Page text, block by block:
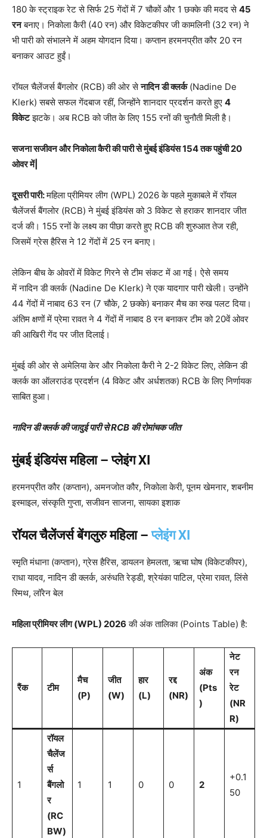
180 के स्ट्राइक रेट से सिर्फ 25 गेंदों में 7 चौकों और 1 छक्के की मदद से45
रनबनाए। निकोला कैरी (40 रन) और विकेटकीपर जी कामलिनी (32 रन) ने
भी पारी को संभालने में अहम योगदान दिया। कप्तान हरमनप्रीत कौर 20 रन
बनाकर आउट हुईं।
रॉयल चैलेंजर्स बैंगलोर (RCB) की ओर सेनादिन डी क्लर्क(Nadine De
Klerk) सबसे सफल गेंदबाज रहीं, जिन्होंने शानदार प्रदर्शन करते हुए 4
विकेटझटके। अब RCB को जीत के लिए 155 रनों की चुनौती मिली है।
सजना सजीवन और निकोला कैरी की पारी से मुंबई इंडियंस 154तक पहुंची 20
ओवर में|
दूसरी पारी:महिला प्रीमियर लीग (WPL) 2026 के पहले मुकाबले में रॉयल
चैलेंजर्स बैंगलोर (RCB) ने मुंबई इंडियंस को 3 विकेट से हराकर शानदार जीत
दर्ज की। 155 रनों के लक्ष्य का पीछा करते हुए RCB की शुरुआत तेज रही,
जिसमें ग्रेस हैरिस ने 12 गेंदों में 25 रन बनाए।
लेकिन बीच के ओवरों में विकेट गिरने से टीम संकट में आ गई। ऐसे समय
में नादिन डी क्लर्क (Nadine De Klerk) ने एक यादगार पारी खेली। उन्होंने
44 गेंदों में नाबाद 63 रन (7 चौके, 2 छक्के) बनाकर मैच का रुख पलट दिया।
अंतिम क्षणों में प्रेमा रावत ने 4 गेंदों में नाबाद 8 रन बनाकर टीम को 20वें ओवर
की आखिरी गेंद पर जीत दिलाई।
मुंबई की ओर से अमेलिया केर और निकोला कैरी ने 2-2 विकेट लिए, लेकिन डी
क्लर्क का ऑलराउंड प्रदर्शन (4 विकेट और अर्धशतक) RCB के लिए निर्णायक
साबित हुआ।
नादिन डी क्लर्क की जादुई पारी से RCB की रोमांचक जीत
मुंबई इंडियंस महिला – प्लेइंग XI
हरमनप्रीत कौर (कप्तान), अमनजोत कौर, निकोला केरी, पूनम खेमनार, शबनीम
इस्माइल, संस्कृति गुप्ता, सजीवन साजना, सायका इशाक
रॉयल चैलेंजर्स बेंगलुरु महिला –प्लेइंग XI
स्मृति मंधाना (कप्तान), ग्रेस हैरिस, डायलन हेमलता, ऋचा घोष (विकेटकीपर),
राधा यादव, नादिन डी क्लर्क, अरुंधति रेड्डी, श्रेयंका पाटिल, प्रेमा रावत, लिंसे
स्मिथ, लॉरेन बेल
महिला प्रीमियर लीग (WPL) 2026 की अंक तालिका (Points Table) है:
रैंक टीम
मैच
(P)
जीत
(W)
हार
(L)
रद्द
(NR)
अंक
(Pts
)
नेट
रन
रेट
(NR
R)
1
रॉयल
चैलेंज
र्स
बैंगलो
र
(RC
BW)
1 1 0 0 2
+0.1
50